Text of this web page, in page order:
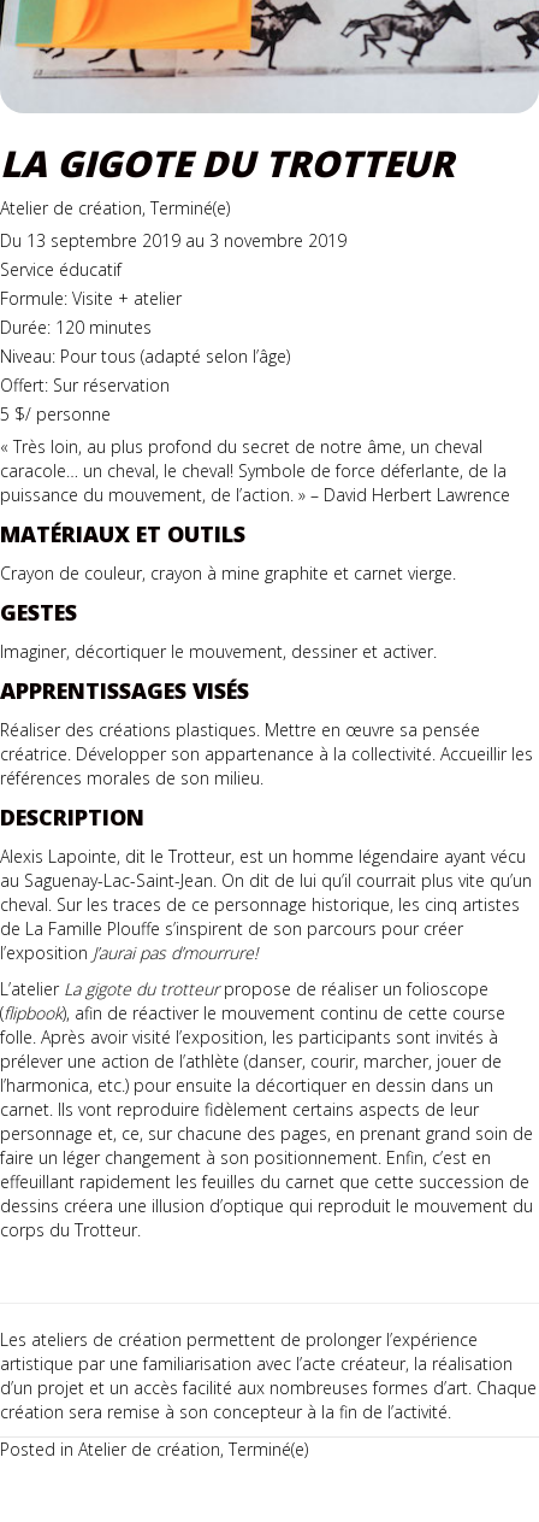
LA GIGOTE DU TROTTEUR
Atelier de création, Terminé(e)
Du 13 septembre 2019 au 3 novembre 2019
Service éducatif
Formule: Visite + atelier
Durée: 120 minutes
Niveau: Pour tous (adapté selon l’âge)
Offert: Sur réservation
5 $/ personne
« Très loin, au plus profond du secret de notre âme, un cheval
caracole… un cheval, le cheval! Symbole de force déferlante, de la
puissance du mouvement, de l’action. » – David Herbert Lawrence
MATÉRIAUX ET OUTILS
Crayon de couleur, crayon à mine graphite et carnet vierge.
GESTES
Imaginer, décortiquer le mouvement, dessiner et activer.
APPRENTISSAGES VISÉS
Réaliser des créations plastiques. Mettre en œuvre sa pensée
créatrice. Développer son appartenance à la collectivité. Accueillir les
références morales de son milieu.
DESCRIPTION
Alexis Lapointe, dit le Trotteur, est un homme légendaire ayant vécu
au Saguenay-Lac-Saint-Jean. On dit de lui qu’il courrait plus vite qu’un
cheval. Sur les traces de ce personnage historique, les cinq artistes
de La Famille Plouffe s’inspirent de son parcours pour créer
l’exposition J’aurai pas d’mourrure!
L’atelier La gigote du trotteurpropose de réaliser un folioscope
(flipbook), afin de réactiver le mouvement continu de cette course
folle. Après avoir visité l’exposition, les participants sont invités à
prélever une action de l’athlète (danser, courir, marcher, jouer de
l’harmonica, etc.) pour ensuite la décortiquer en dessin dans un
carnet. Ils vont reproduire fidèlement certains aspects de leur
personnage et, ce, sur chacune des pages, en prenant grand soin de
faire un léger changement à son positionnement. Enfin, c’est en
effeuillant rapidement les feuilles du carnet que cette succession de
dessins créera une illusion d’optique qui reproduit le mouvement du
corps du Trotteur.
Les ateliers de création permettent de prolonger l’expérience
artistique par une familiarisation avec l’acte créateur, la réalisation
d’un projet et un accès facilité aux nombreuses formes d’art. Chaque
création sera remise à son concepteur à la fin de l’activité.
Posted in Atelier de création,Terminé(e)